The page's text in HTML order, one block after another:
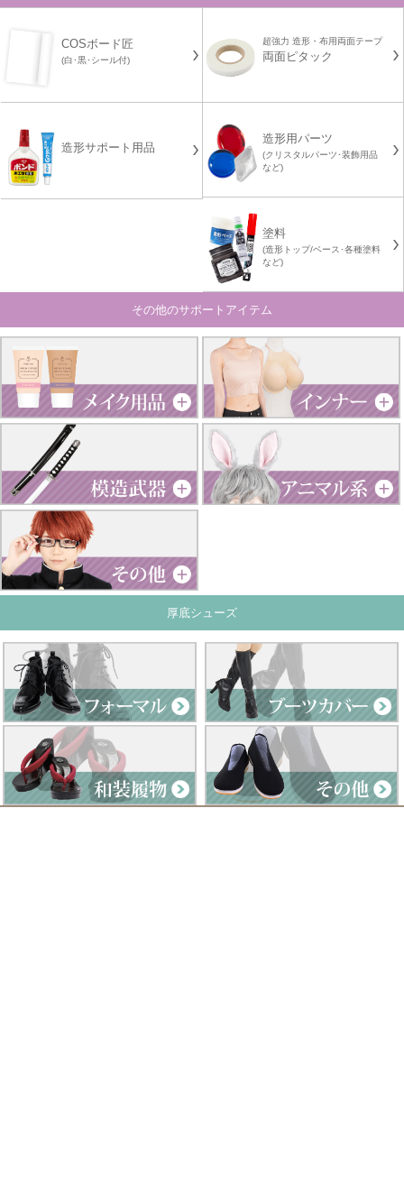
COSボード匠
(白･黒･シール付)
超強力 造形・布用両面テープ
両面ピタック
造形サポート用品
造形用パーツ
(クリスタルパーツ･装飾用品
など)
塗料
(造形トップ/ベース･各種塗料
など)
その他のサポートアイテム
厚底シューズ